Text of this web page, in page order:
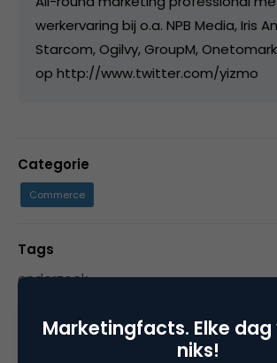
werkervaring bij o.a. NPB Media, Iris
Starcom, Ogilvy, GroupM,
op http://www.twitter.com/yizmo
Categorie
Commerce
Tags
onderzoek
Marketingfacts. Elke dag
niks!